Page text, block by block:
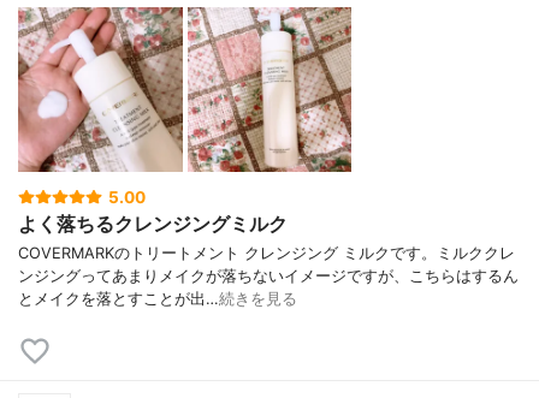
5.00
よく落ちるクレンジングミルク
COVERMARKのトリートメント クレンジング ミルクです。ミルククレ
ンジングってあまりメイクが落ちないイメージですが、こちらはするん
とメイクを落とすことが出…続きを見る